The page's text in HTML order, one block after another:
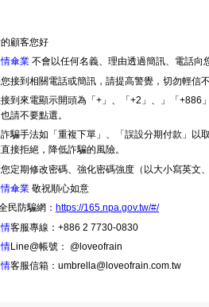
顧客您好
傘業 不會以任何名義、理由透過簡訊、電話向
接到相關電話或簡訊，請提高警覺，切勿輕信
到來電顯示開頭為「+」、「+2」、」「+886
請不要點選。
騙手法如「重複下單」、「誤設分期付款」以
接拒絕，降低詐騙的風險。
定期修改密碼、強化密碼強度（以大小寫英文
傘業 敬祝順心如意
民防騙網： https://165.npa.gov.tw/#/
客服專線：+886 2 7730-0830
Line@帳號： @loveofrain
客服信箱：umbrella@loveofrain.com.tw